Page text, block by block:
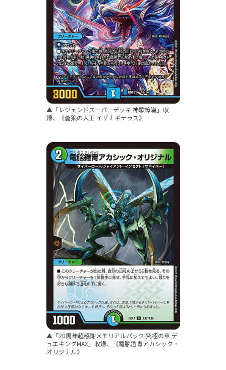
▲「レジェンドスーパーデッキ 神歌繚嵐」収
録、《蒼狼の大王 イザナギテラス》
▲「20周年超感謝メモリアルパック 究極の章 デ
ュエキングMAX」収録、《電脳鎧冑アカシック・
オリジナル》